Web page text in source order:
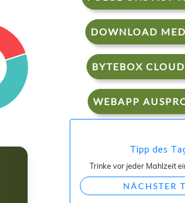
DOWNLOAD
BYTEBOX
WEBAPP
Tipp des
Trinke vor jeder Mahlzeit
NÄCHSTER